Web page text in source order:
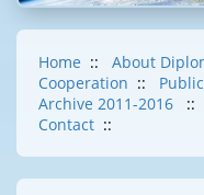
Home :: About
Cooperation ::
Archive 2011-2016
::
Contact ::